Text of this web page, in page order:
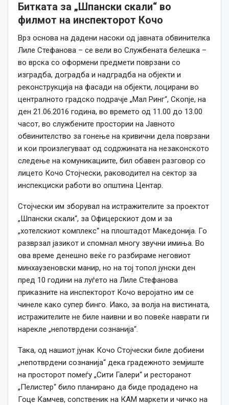
Битката за „Шпански скали“ во
филмот на инспекторот Кочо
Врз основа на дадени насоки од јавната обвинителка
Лиле Стефанова – се вели во Службената белешка –
во врска со оформени предмети поврзани со
изградба, доградба и надградба на објекти и
реконструкција на фасади на објекти, лоцирани во
централното градско подрачје „Мал Ринг“, Скопје, на
ден 21.06.2016 година, во времето од 11.00 до 13.00
часот, во службените простории на Јавното
обвинителство за гонење на кривични дела поврзани
и кои произлегуваат од содржината на незаконското
следење на комуникациите, бил обавен разговор со
лицето Кочо Стојчески, раководител на сектор за
инспекциски работи во општина Центар.
Стојчески им зборувал на истражителите за проектот
„Шпански скали“, за Офицерскиот дом и за
„хотелскиот комплекс“ на плоштадот Македонија. Го
разврзал јазикот и спомнал многу звучни имиња. Во
ова време денешно веќе го разбираме неговиот
минхаузеновски манир, но на тој топол јунски ден
пред 10 години на луѓето на Лиле Стефанова
приказните на инспекторот Кочо веројатно им се
чинеле како супер бинго. Иако, за волја на вистината,
истражителите не биле наивни и во повеќе наврати ги
нарекле „непотврдени сознанија“.
Така, од нашиот јунак Кочо Стојчески биле добиени
„непотврдени сознанија“ дека градежното земјиште
на просторот помеѓу „Сити Галери“ и ресторанот
„Пелистер“ било планирано да биде продадено на
Гоце Камчев, сопственик на КАМ маркети и чичко на